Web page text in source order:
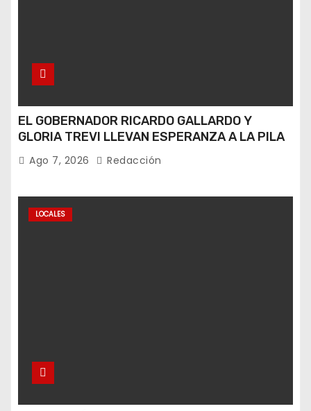
EL GOBERNADOR RICARDO GALLARDO Y
GLORIA TREVI LLEVAN ESPERANZA A LA PILA
Ago 7, 2026 Redacción
LOCALES